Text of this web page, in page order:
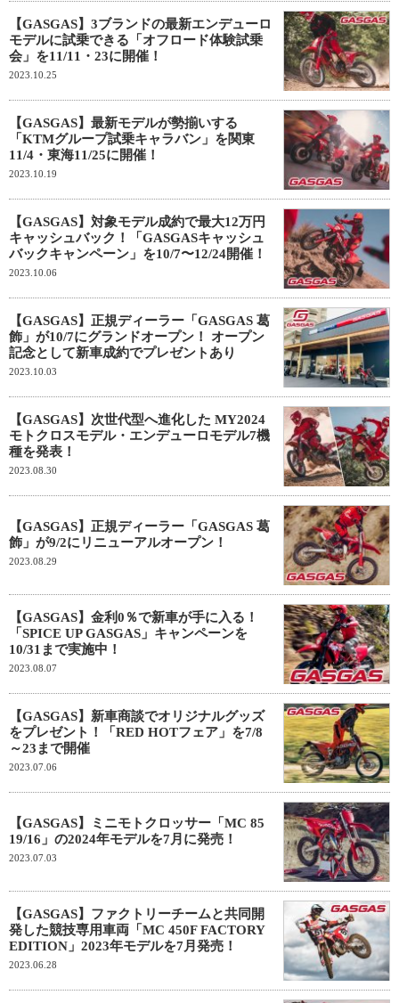
【GASGAS】3ブランドの最新エンデューロ
モデルに試乗できる「オフロード体験試乗
会」を11/11・23に開催！
2023.10.25
【GASGAS】最新モデルが勢揃いする
「KTMグループ試乗キャラバン」を関東
11/4・東海11/25に開催！
2023.10.19
【GASGAS】対象モデル成約で最大12万円
キャッシュバック！「GASGASキャッシュ
バックキャンペーン」を10/7〜12/24開催！
2023.10.06
【GASGAS】正規ディーラー「GASGAS 葛
飾」が10/7にグランドオープン！ オープン
記念として新車成約でプレゼントあり
2023.10.03
【GASGAS】次世代型へ進化した MY2024
モトクロスモデル・エンデューロモデル7機
種を発表！
2023.08.30
【GASGAS】正規ディーラー「GASGAS 葛
飾」が9/2にリニューアルオープン！
2023.08.29
【GASGAS】金利0％で新車が手に入る！
「SPICE UP GASGAS」キャンペーンを
10/31まで実施中！
2023.08.07
【GASGAS】新車商談でオリジナルグッズ
をプレゼント！「RED HOTフェア」を7/8
～23まで開催
2023.07.06
【GASGAS】ミニモトクロッサー「MC 85
19/16」の2024年モデルを7月に発売！
2023.07.03
【GASGAS】ファクトリーチームと共同開
発した競技専用車両「MC 450F FACTORY
EDITION」2023年モデルを7月発売！
2023.06.28